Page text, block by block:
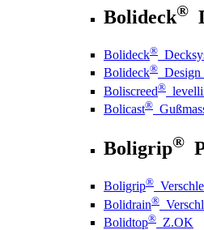
Bolideck®
Bolideck®
Bolideck® Design
Boliscreed®
Bolicast®
Boligrip®
Boligrip®
Bolidrain®
Bolidtop® Z.OK